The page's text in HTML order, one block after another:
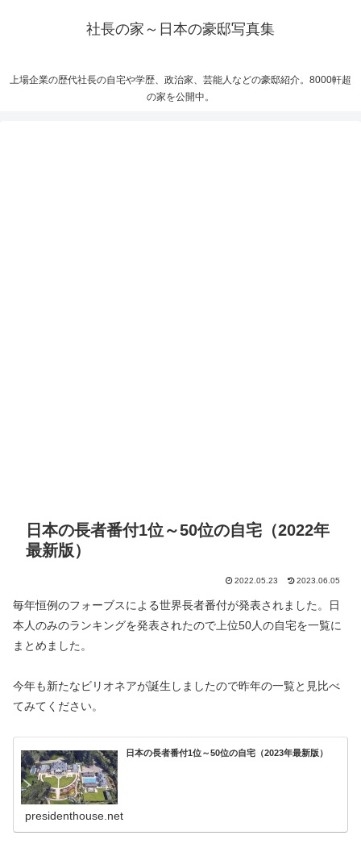
社長の家～日本の豪邸写真集
上場企業の歴代社長の自宅や学歴、政治家、芸能人などの豪邸紹介。8000軒超
の家を公開中。
日本の長者番付1位～50位の自宅（2022年
最新版）
2022.05.23 2023.06.05
毎年恒例のフォーブスによる世界長者番付が発表されました。日
本人のみのランキングを発表されたので上位50人の自宅を一覧に
まとめました。
今年も新たなビリオネアが誕生しましたので昨年の一覧と見比べ
てみてください。
日本の長者番付1位～50位の自宅（2023年最新版）
presidenthouse.net